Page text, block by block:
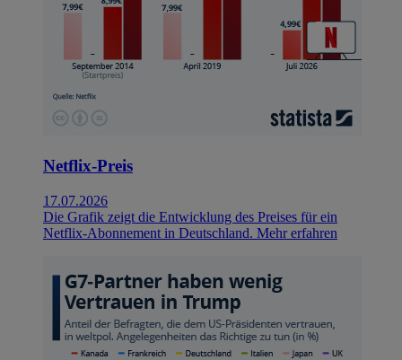
Netflix-Preis
17.07.2026
Die Grafik zeigt die Entwicklung des Preises für ein
Netflix-Abonnement in Deutschland. Mehr erfahren